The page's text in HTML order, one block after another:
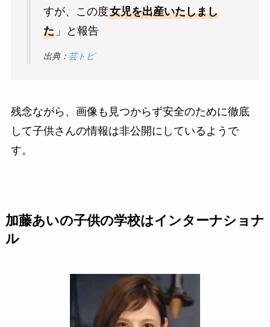
すが、この度女児を出産いたしまし
た」と報告
出典： 芸トピ
残念ながら、画像も見つからず安全のために徹底
して子供さんの情報は非公開にしているようで
す。
加藤あいの子供の学校はインターナショナ
ル